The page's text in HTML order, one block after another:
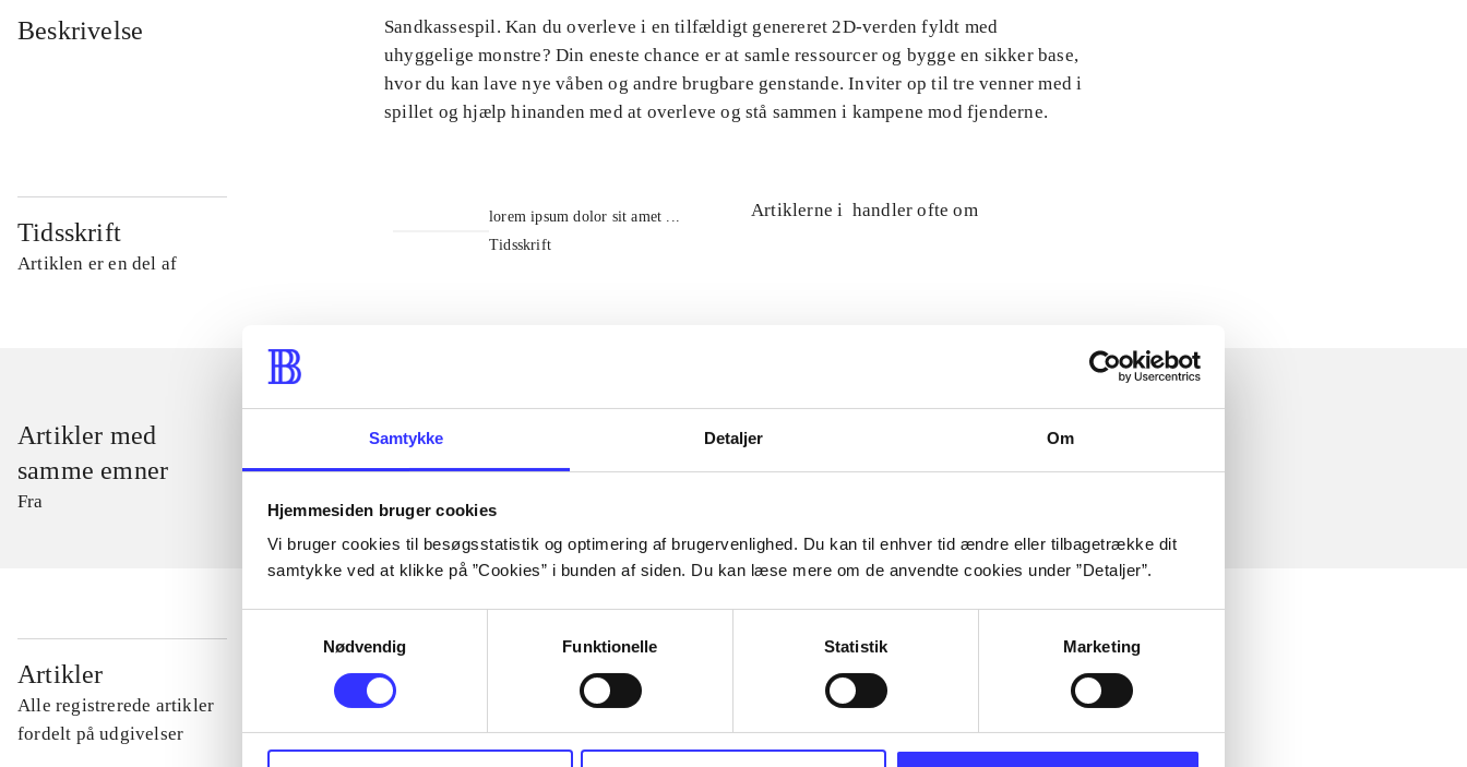
Samtykke Detaljer Om
Hjemmesiden bruger cookies
Vi bruger cookies til besøgsstatistik og optimering af brugervenlighed. Du kan til enhver tid ændre eller tilbagetrække dit
samtykke ved at klikke på ”Cookies” i bunden af siden. Du kan læse mere om de anvendte cookies under ”Detaljer”.
Nødvendig
Funktionelle Statistik Marketing
Beskrivelse
Sandkassespil. Kan du overleve i en tilfældigt genereret 2D-verden fyldt med
uhyggelige monstre? Din eneste chance er at samle ressourcer og bygge en sikker base,
hvor du kan lave nye våben og andre brugbare genstande. Inviter op til tre venner med i
spillet og hjælp hinanden med at overleve og stå sammen i kampene mod fjenderne.
Tidsskrift
Artiklen er en del af
lorem ipsum dolor sit amet ...
Tidsskrift
Artiklerne i handler ofte om
Artikler med
samme emner
Fra
Artikler
Alle registrerede artikler
fordelt på udgivelser
...
...